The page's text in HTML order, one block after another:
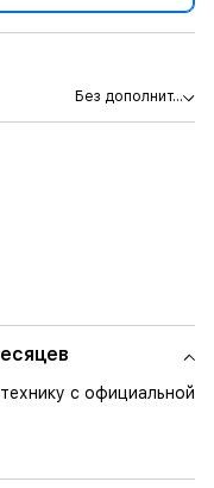
Без дополнит...
с официальной